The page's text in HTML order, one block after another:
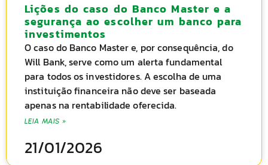
Lições do caso do Banco Master e a
segurança ao escolher um banco para
investimentos
O caso do Banco Master e, por consequência, do
Will Bank, serve como um alerta fundamental
para todos os investidores. A escolha de uma
instituição financeira não deve ser baseada
apenas na rentabilidade oferecida.
LEIA MAIS »
21/01/2026